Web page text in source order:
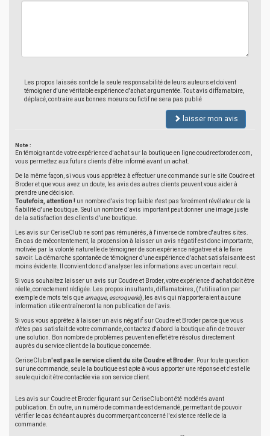
Les propos laissés sont de la seule responsabilité de leurs auteurs et doivent
témoigner d'une véritable expérience d'achat argumentée. Tout avis diffamatoire,
déplacé, contraire aux bonnes moeurs ou fictif ne sera pas publié
laisser mon avis
Note :
En témoignant de votre expérience d'achat sur la boutique en ligne coudreetbroder.com,
vous permettez aux futurs clients d'être informé avant un achat.
De la même façon, si vous vous apprêtez à effectuer une commande sur le site Coudre et
Broder et que vous avez un doute, les avis des autres clients peuvent vous aider à
prendre une décision.
Toutefois, attention ! un nombre d'avis trop faible n'est pas forcément révélateur de la
fiabilité d'une boutique. Seul un nombre d'avis important peut donner une image juste
de la satisfaction des clients d'une boutique.
Les avis sur CeriseClub ne sont pas rémunérés, à l'inverse de nombre d'autres sites.
En cas de mécontentement, la propension à laisser un avis négatif est donc importante,
motivée par la volonté naturelle de témoigner de son expérience négative et à le faire
savoir. La démarche spontanée de témoigner d'une expérience d'achat satisfaisante est
moins évidente. Il convient donc d'analyser les informations avec un certain recul.
Si vous souhaitez laisser un avis sur Coudre et Broder, votre expérience d'achat doit être
réelle, correctement rédigée. Les propos insultants, diffamatoires, (l'utilisation par
exemple de mots tels que arnaque, escroquerie), les avis qui n'apporteraient aucune
information utile entraîneront la non publication de l'avis.
Si vous vous apprêtez à laisser un avis négatif sur Coudre et Broder parce que vous
n'êtes pas satisfait de votre commande, contactez d'abord la boutique afin de trouver
une solution. Bon nombre de problèmes peuvent en effet être résolus directement
auprès du service client de la boutique concernée.
CeriseClubn'est pas le service client du site Coudre et Broder . Pour toute question
sur une commande, seule la boutique est apte à vous apporter une réponse et c'est elle
seule qui doit être contactée via son service client.
Les avis sur Coudre et Broder figurant sur CeriseClub ont été modérés avant
publication. En outre, un numéro de commande est demandé, permettant de pouvoir
vérifier le cas échéant auprès du commerçant concerné l'existence réelle de la
commande.